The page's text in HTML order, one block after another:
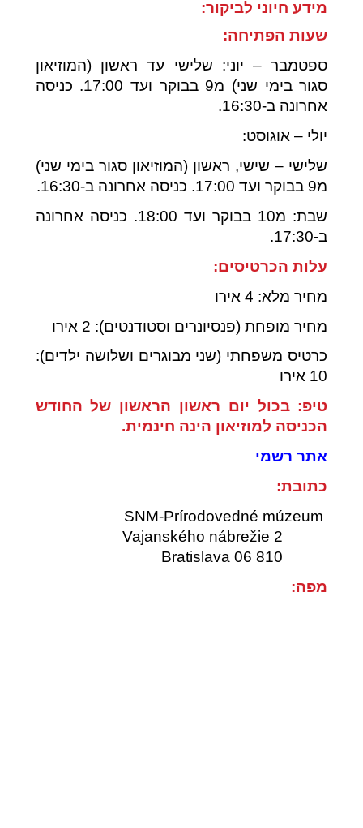
מידע חיוני לביקור:
שעות הפתיחה:
ספטמבר – יוני: שלישי עד ראשון (המוזיאון
סגור בימי שני) מ9 בבוקר ועד 17:00. כניסה
אחרונה ב-16:30.
יולי – אוגוסט:
שלישי – שישי, ראשון (המוזיאון סגור בימי שני)
מ9 בבוקר ועד 17:00. כניסה אחרונה ב-16:30.
שבת: מ10 בבוקר ועד 18:00. כניסה אחרונה
ב-17:30.
עלות הכרטיסים:
מחיר מלא: 4 אירו
מחיר מופחת (פנסיונרים וסטודנטים): 2 אירו
כרטיס משפחתי (שני מבוגרים ושלושה ילדים):
10 אירו
טיפ: בכול יום ראשון הראשון של החודש
הכניסה למוזיאון הינה חינמית.
אתר רשמי
כתובת:
SNM-Prírodovedné múzeum
מפה: